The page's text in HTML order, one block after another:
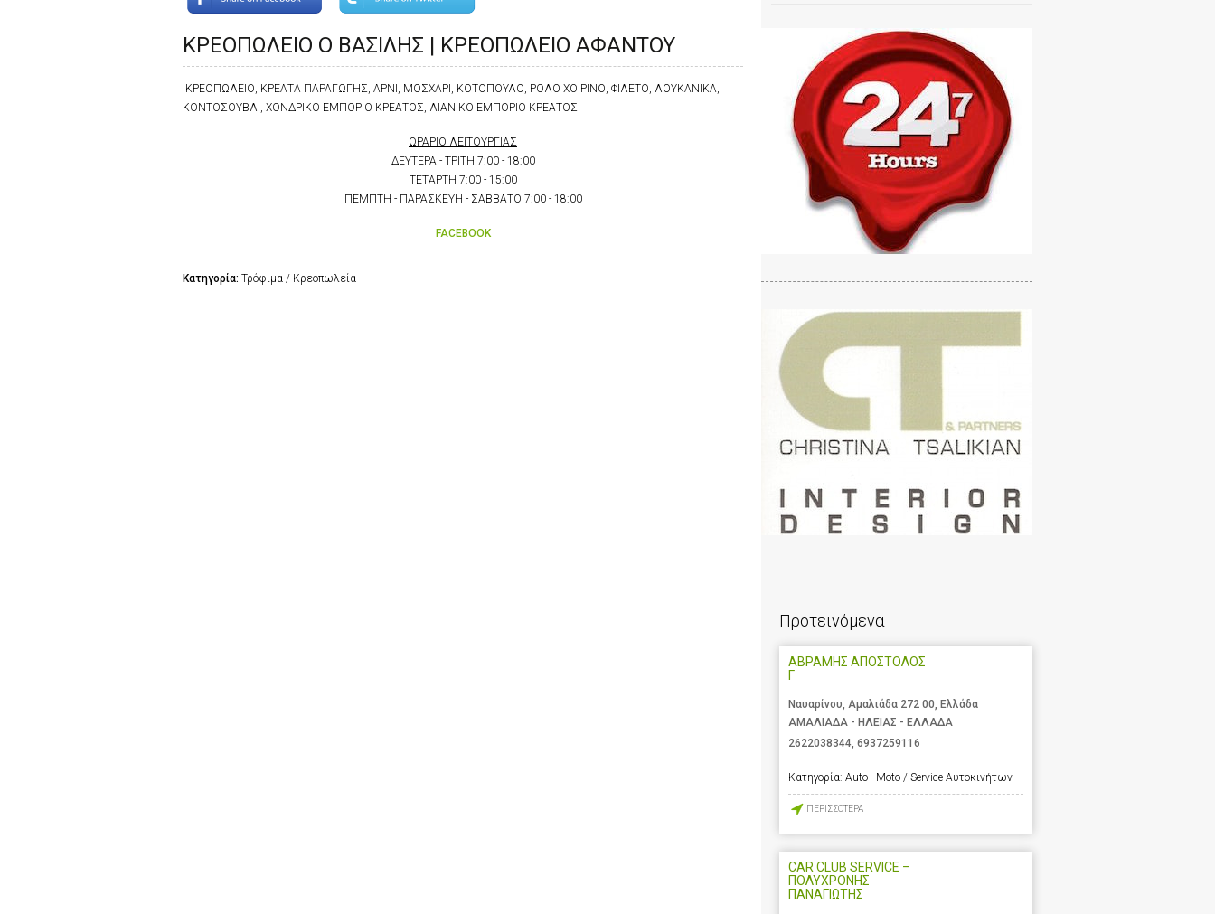
ΚΡΕΟΠΩΛΕΙΟ Ο ΒΑΣΙΛΗΣ | ΚΡΕΟΠΩΛΕΙΟ ΑΦΑΝΤΟΥ
ΚΡΕΟΠΩΛΕΙΟ, ΚΡΕΑΤΑ ΠΑΡΑΓΩΓΗΣ, ΑΡΝΙ, ΜΟΣΧΑΡΙ, ΚΟΤΟΠΟΥΛΟ, ΡΟΛΟ ΧΟΙΡΙΝΟ, ΦΙΛΕΤΟ, ΛΟΥΚΑΝΙΚΑ,
ΚΟΝΤΟΣΟΥΒΛΙ, ΧΟΝΔΡΙΚΟ ΕΜΠΟΡΙΟ ΚΡΕΑΤΟΣ, ΛΙΑΝΙΚΟ ΕΜΠΟΡΙΟ ΚΡΕΑΤΟΣ
ΩΡΑΡΙΟ ΛΕΙΤΟΥΡΓΙΑΣ
ΔΕΥΤΕΡΑ - ΤΡΙΤΗ 7:00 - 18:00
ΤΕΤΑΡΤΗ 7:00 - 15:00
ΠΕΜΠΤΗ - ΠΑΡΑΣΚΕΥΗ - ΣΑΒΒΑΤΟ 7:00 - 18:00
FACEBOOK
Κατηγορία: Τρόφιμα / Κρεοπωλεία
Προτεινόμενα
ΑΒΡΑΜΗΣ ΑΠΟΣΤΟΛΟΣ
Γ
Ναυαρίνου, Αμαλιάδα 272 00, Ελλάδα
ΑΜΑΛΙΑΔΑ - ΗΛΕΙΑΣ - ΕΛΛΑΔΑ
2622038344 6937259116
Κατηγορία: Auto - Moto / Service Αυτοκινήτων
ΠΕΡΙΣΣΟΤΕΡΑ
CAR CLUB SERVICE –
ΠΟΛΥΧΡΟΝΗΣ
ΠΑΝΑΓΙΩΤΗΣ